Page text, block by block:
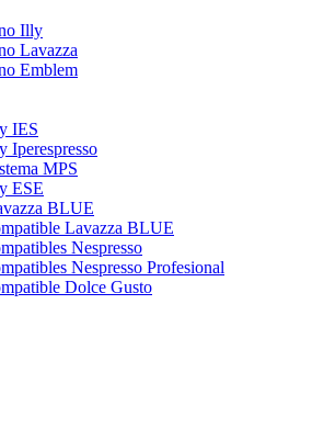
Illy
Lavazza
Emblem
IES
Iperespresso
MPS
ESE
BLUE
Lavazza BLUE
Nespresso
Nespresso Profesional
Dolce Gusto